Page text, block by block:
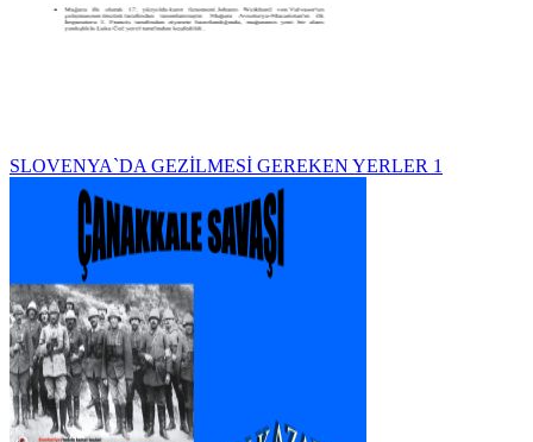
SLOVENYA`DA GEZİLMESİ GEREKEN YERLER 1